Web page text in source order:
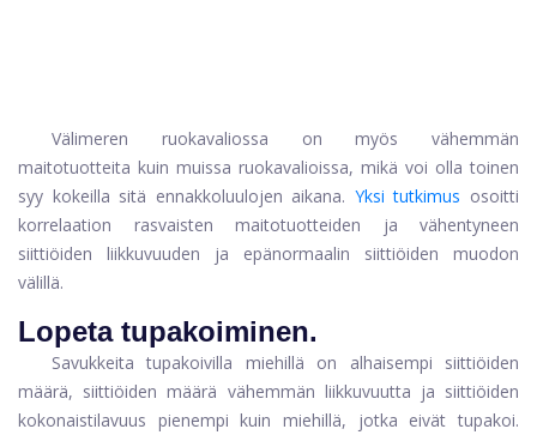
Välimeren ruokavaliossa on myös vähemmän
maitotuotteita kuin muissa ruokavalioissa, mikä voi olla toinen
syy kokeilla sitä ennakkoluulojen aikana. Yksi tutkimus osoitti
korrelaation rasvaisten maitotuotteiden ja vähentyneen
siittiöiden liikkuvuuden ja epänormaalin siittiöiden muodon
välillä.
Lopeta tupakoiminen.
Savukkeita tupakoivilla miehillä on alhaisempi siittiöiden
määrä, siittiöiden määrä vähemmän liikkuvuutta ja siittiöiden
kokonaistilavuus pienempi kuin miehillä, jotka eivät tupakoi.